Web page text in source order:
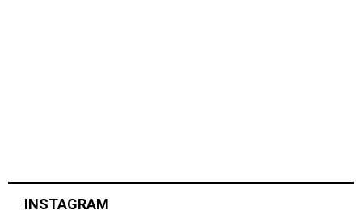
INSTAGRAM